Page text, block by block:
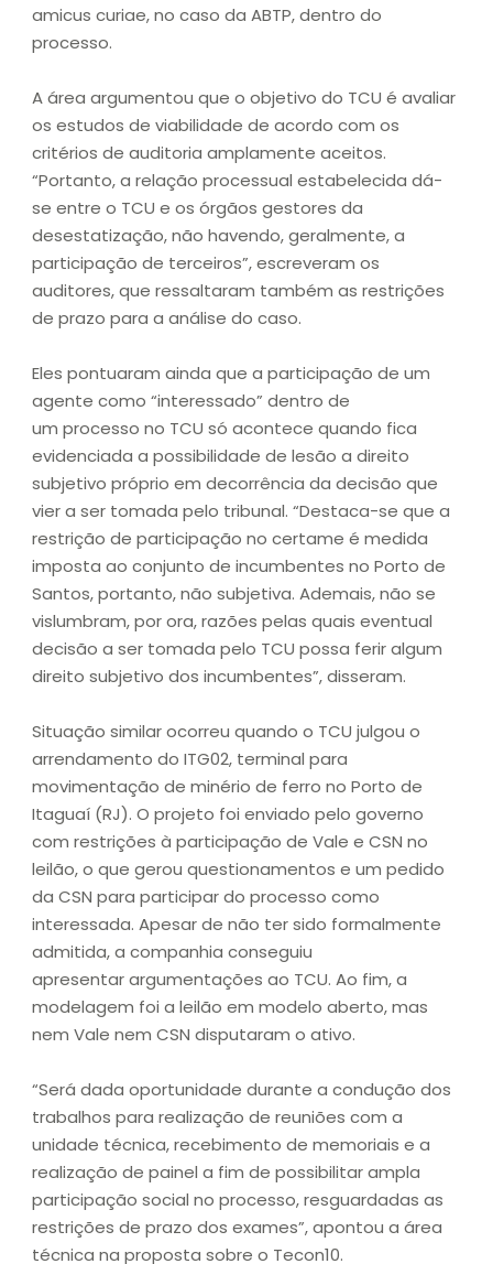
amicus curiae, no caso da ABTP, dentro do
processo.
A área argumentou que o objetivo do TCU é avaliar
os estudos de viabilidade de acordo com os
critérios de auditoria amplamente aceitos.
“Portanto, a relação processual estabelecida dá-
se entre o TCU e os órgãos gestores da
desestatização, não havendo, geralmente, a
participação de terceiros”, escreveram os
auditores, que ressaltaram também as restrições
de prazo para a análise do caso.
Eles pontuaram ainda que a participação de um
agente como “interessado” dentro de
um processo no TCU só acontece quando fica
evidenciada a possibilidade de lesão a direito
subjetivo próprio em decorrência da decisão que
vier a ser tomada pelo tribunal. “Destaca-se que a
restrição de participação no certame é medida
imposta ao conjunto de incumbentes no Porto de
Santos, portanto, não subjetiva. Ademais, não se
vislumbram, por ora, razões pelas quais eventual
decisão a ser tomada pelo TCU possa ferir algum
direito subjetivo dos incumbentes”, disseram.
Situação similar ocorreu quando o TCU julgou o
arrendamento do ITG02, terminal para
movimentação de minério de ferro no Porto de
Itaguaí (RJ). O projeto foi enviado pelo governo
com restrições à participação de Vale e CSN no
leilão, o que gerou questionamentos e um pedido
da CSN para participar do processo como
interessada. Apesar de não ter sido formalmente
admitida, a companhia conseguiu
apresentar argumentações ao TCU. Ao fim, a
modelagem foi a leilão em modelo aberto, mas
nem Vale nem CSN disputaram o ativo.
“Será dada oportunidade durante a condução dos
trabalhos para realização de reuniões com a
unidade técnica, recebimento de memoriais e a
realização de painel a fim de possibilitar ampla
participação social no processo, resguardadas as
restrições de prazo dos exames”, apontou a área
técnica na proposta sobre o Tecon10.